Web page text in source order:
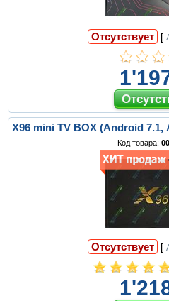
Отсутствует [
X96 mini TV BOX (Android 7.1,
Код товара:
Отсутствует [